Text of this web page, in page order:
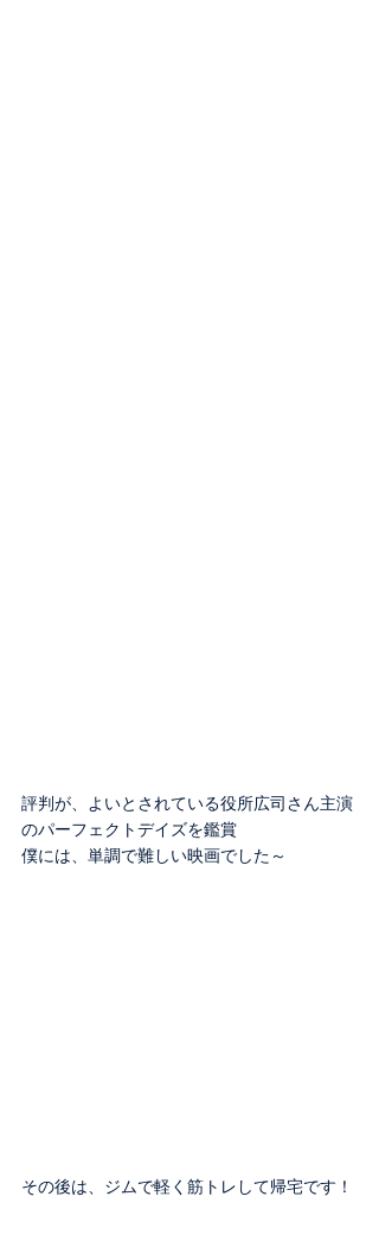
評判が、よいとされている役所広司さん主演
のパーフェクトデイズを鑑賞
僕には、単調で難しい映画でした～
その後は、ジムで軽く筋トレして帰宅です！